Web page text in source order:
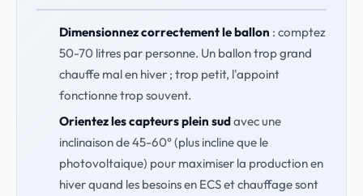
Dimensionnez correctement le ballon : comptez
50-70 litres par personne. Un ballon trop grand
chauffe mal en hiver ; trop petit, l'appoint
fonctionne trop souvent.
Orientez les capteurs plein sudavec une
inclinaison de 45-60° (plus incline que le
photovoltaique) pour maximiser la production en
hiver quand les besoins en ECS et chauffage sont